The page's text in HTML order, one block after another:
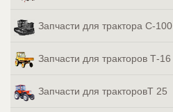
Запчасти для трактора С-100
Запчасти для тракторов Т-16
Запчасти для тракторовТ 25